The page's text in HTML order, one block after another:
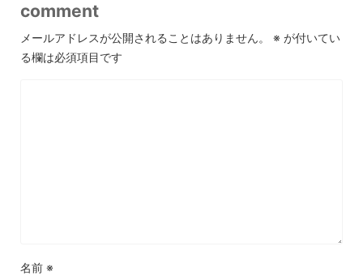
comment
メールアドレスが公開されることはありません。 ※ が付いてい
る欄は必須項目です
名前 ※